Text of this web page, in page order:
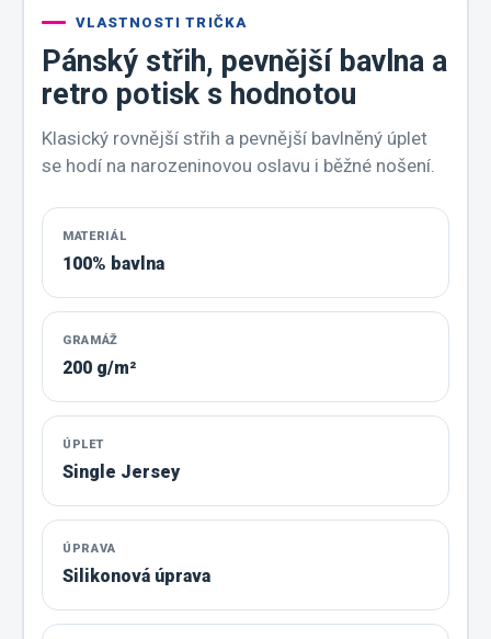
VLASTNOSTI TRIČKA
Pánský střih, pevnější bavlna a
retro potisk s hodnotou
Klasický rovnější střih a pevnější bavlněný úplet
se hodí na narozeninovou oslavu i běžné nošení.
MATERIÁL
100% bavlna
GRAMÁŽ
200 g/m²
ÚPLET
Single Jersey
ÚPRAVA
Silikonová úprava